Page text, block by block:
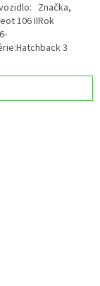
Značka,
106 IIRok
3